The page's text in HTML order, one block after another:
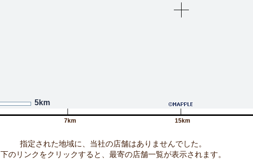
5km
7km 15km
指定された地域に、当社の店舗はありませんでした。
下のリンクをクリックすると、最寄の店舗一覧が表示されます。